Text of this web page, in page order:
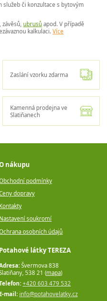
či konzultace s bytovým
, závěsů, ubrusů apod. V případě
kalkulaci. Více
Zaslání vzorku zdarma
Kamenná prodejna ve
Slatiňanech
Potahové látky TEREZA
Švermova 838
538 21 (mapa)
+420 603 479 532
E-mail: info@potahovelatky.cz
nákupu
podmínky
dopravy
Kontakty
Nastavení soukromí
osobních údajů